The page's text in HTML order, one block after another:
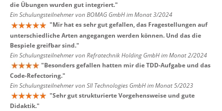
die Übungen wurden gut integriert."
Ein Schulungsteilnehmer von BOMAG GmbH im Monat 3/2024
"Mir hat es sehr gut gefallen, das Fragestellungen auf
unterschiedliche Arten angegangen werden können. Und das die
Bespiele greifbar sind."
Ein Schulungsteilnehmer von Refratechnik Holding GmbH im Monat 2/2024
"Besonders gefallen hatten mir die TDD-Aufgabe und das
Code-Refectoring."
Ein Schulungsteilnehmer von SII Technologies GmbH im Monat 5/2023
"Sehr gut strukturierte Vorgehensweise und gute
Didaktik."